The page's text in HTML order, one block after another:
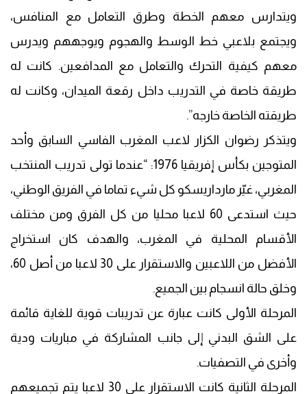
ويتدارس معهم الخطة وطرق التعامل مع المنافس،
ويجتمع بلاعبي خط الوسط والهجوم ويوجههم ويدرس
معهم كيفية التحرك والتعامل مع المدافعين. كانت له
طريقة خاصة في التدريب داخل رقعة الميدان، وكانت له
طريقته الخاصة خارجه”.
ويتذكر رضوان الكزار لاعب المغرب الفاسي السابق وأحد
المتوجين بكأس إفريقيا 1976: “عندما تولى تدريب المنتخب
المغربي، غيّر مارداريسكو كل شيء تماما في الفريق الوطني،
حيث استدعى 60 لاعبا محليا من كل الفرق ومن مختلف
الأقسام المحلية في المغرب، والهدف كان استخراج
الأفضل من اللاعبين والاستقرار على 30 لاعبا من أصل 60،
وخلق حالة انسجام بين الجميع.
المرحلة الأولى كانت عبارة عن تدريبات قوية للغاية قائمة
على الشق البدني إلى جانب المشاركة في مباريات ودية
وأخرى في التصفيات.
المرحلة الثانية كانت الاستقرار على 30 لاعبا يتم تجميعهم